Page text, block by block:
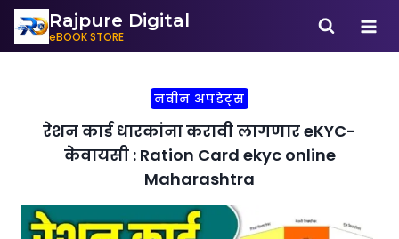
Rajpure Digital
eBOOK STORE
नवीन अपडेट्स
रेशन कार्ड धारकांना करावी लागणार eKYC-
केवायसी : Ration Card ekyc online
Maharashtra